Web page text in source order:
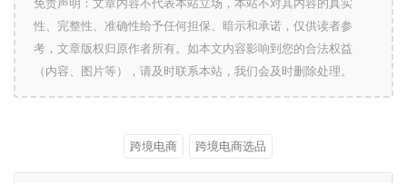
免责声明：文章内容不代表本站立场，本站不对其内容的真实
性、完整性、准确性给予任何担保、暗示和承诺，仅供读者参
考，文章版权归原作者所有。如本文内容影响到您的合法权益
（内容、图片等），请及时联系本站，我们会及时删除处理。
跨境电商 跨境电商选品